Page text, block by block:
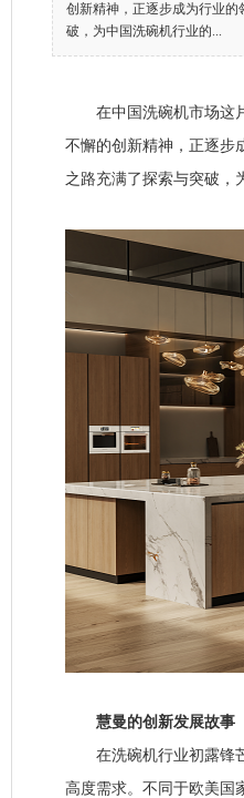
创新精神，正逐步成为行业
破，为中国洗碗机行业的...
在中国洗碗机市场这片
不懈的创新精神，正逐步
之路充满了探索与突破，
慧曼的创新发展故事
在洗碗机行业初露锋芒
高度需求。不同于欧美国